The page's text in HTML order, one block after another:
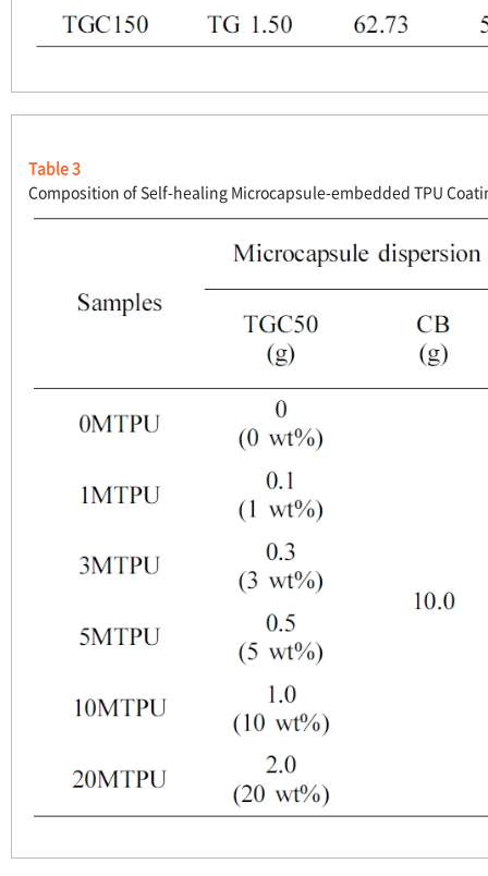
Table 3
Composition of Self-healing Microcapsule-embedded TPU